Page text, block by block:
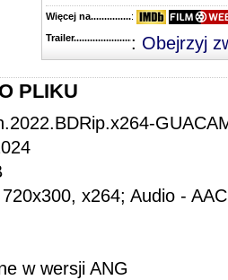
Więcej na........................................
:
Trailer...........................................
: Obejrzyj
PLIKU
x264; Audio - AAC
w wersji ANG